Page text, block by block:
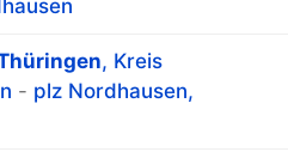
, Kreis
- plz Nordhausen,